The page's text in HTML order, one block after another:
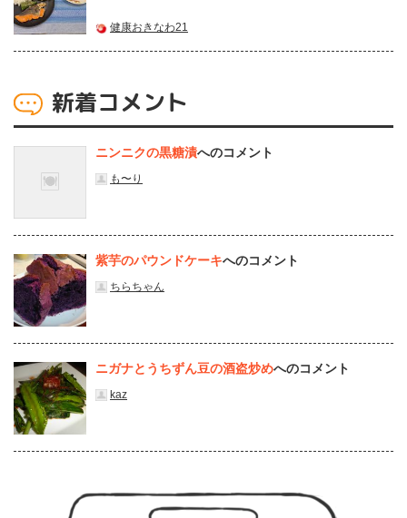
健康おきなわ21
新着コメント
ニンニクの黒糖漬へのコメント
も〜り
紫芋のパウンドケーキへのコメント
ちらちゃん
ニガナとうちずん豆の酒盗炒めへのコメント
kaz